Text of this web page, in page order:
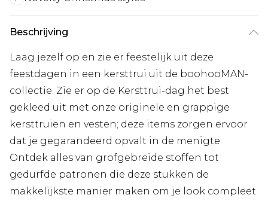
Beschrijving
Laag jezelf op en zie er feestelijk uit deze
feestdagen in een kersttrui uit de boohooMAN-
collectie. Zie er op de Kersttrui-dag het best
gekleed uit met onze originele en grappige
kersttruien en vesten; deze items zorgen ervoor
dat je gegarandeerd opvalt in de menigte.
Ontdek alles van grofgebreide stoffen tot
gedurfde patronen die deze stukken de
makkelijkste manier maken om je look compleet